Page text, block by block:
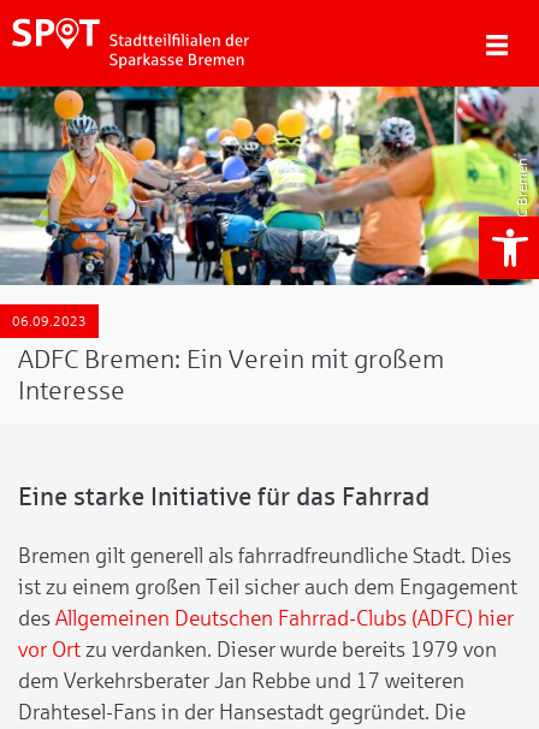
ADFC Bremen
06.09.2023
ADFC Bremen: Ein Verein mit großem
Interesse
Eine starke Initiative für das Fahrrad
Bremen gilt generell als fahrradfreundliche Stadt. Dies
ist zu einem großen Teil sicher auch dem Engagement
des Allgemeinen Deutschen Fahrrad-Clubs (ADFC) hier
vor Ort zu verdanken. Dieser wurde bereits 1979 von
dem Verkehrsberater Jan Rebbe und 17 weiteren
Drahtesel-Fans in der Hansestadt gegründet. Die